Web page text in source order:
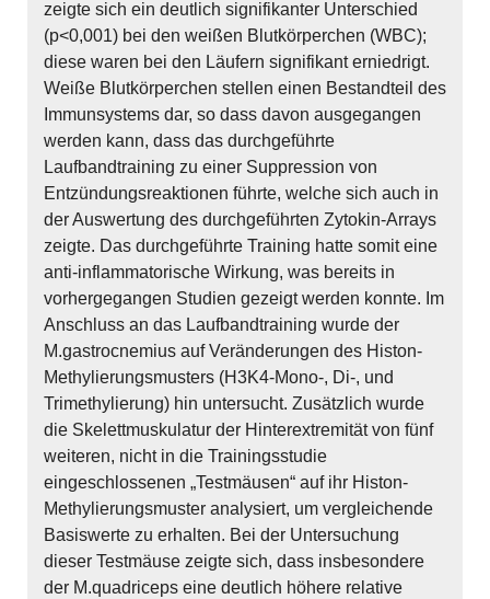
zeigte sich ein deutlich signifikanter Unterschied
(p<0,001) bei den weißen Blutkörperchen (WBC);
diese waren bei den Läufern signifikant erniedrigt.
Weiße Blutkörperchen stellen einen Bestandteil des
Immunsystems dar, so dass davon ausgegangen
werden kann, dass das durchgeführte
Laufbandtraining zu einer Suppression von
Entzündungsreaktionen führte, welche sich auch in
der Auswertung des durchgeführten Zytokin-Arrays
zeigte. Das durchgeführte Training hatte somit eine
anti-inflammatorische Wirkung, was bereits in
vorhergegangen Studien gezeigt werden konnte. Im
Anschluss an das Laufbandtraining wurde der
M.gastrocnemius auf Veränderungen des Histon-
Methylierungsmusters (H3K4-Mono-, Di-, und
Trimethylierung) hin untersucht. Zusätzlich wurde
die Skelettmuskulatur der Hinterextremität von fünf
weiteren, nicht in die Trainingsstudie
eingeschlossenen „Testmäusen“ auf ihr Histon-
Methylierungsmuster analysiert, um vergleichende
Basiswerte zu erhalten. Bei der Untersuchung
dieser Testmäuse zeigte sich, dass insbesondere
der M.quadriceps eine deutlich höhere relative